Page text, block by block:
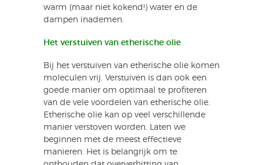
warm (maar niet kokend!) water en de
dampen inademen.
Het verstuiven van etherische olie
Bij het verstuiven van etherische olie komen
moleculen vrij. Verstuiven is dan ook een
goede manier om optimaal te profiteren
van de vele voordelen van etherische olie.
Etherische olie kan op veel verschillende
manier verstoven worden. Laten we
beginnen met de meest effectieve
manieren. Het is belangrijk om te